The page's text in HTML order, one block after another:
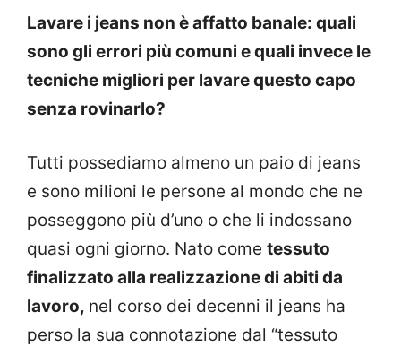
Lavare i jeans non è affatto banale: quali
sono gli errori più comuni e quali invece le
tecniche migliori per lavare questo capo
senza rovinarlo?
Tutti possediamo almeno un paio di jeans
e sono milioni le persone al mondo che ne
posseggono più d’uno o che li indossano
quasi ogni giorno. Nato come tessuto
finalizzato alla realizzazione di abiti da
lavoro, nel corso dei decenni il jeans ha
perso la sua connotazione dal “tessuto